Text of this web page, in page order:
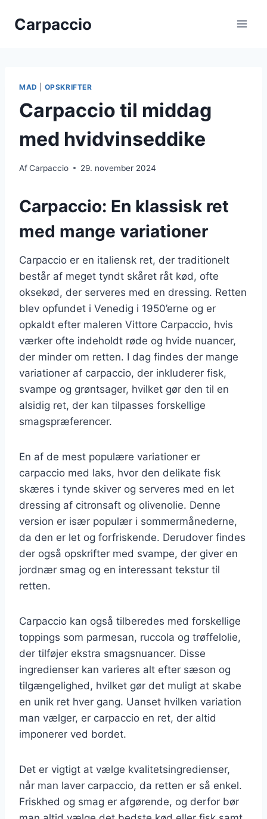
Carpaccio
MAD OPSKRIFTER
Carpaccio til middag
med hvidvinseddike
AfCarpaccio 29. november 2024
Carpaccio: En klassisk ret
med mange variationer
Carpaccio er en italiensk ret, der traditionelt
består af meget tyndt skåret råt kød, ofte
oksekød, der serveres med en dressing. Retten
blev opfundet i Venedig i 1950’erne og er
opkaldt efter maleren Vittore Carpaccio, hvis
værker ofte indeholdt røde og hvide nuancer,
der minder om retten. I dag findes der mange
variationer af carpaccio, der inkluderer fisk,
svampe og grøntsager, hvilket gør den til en
alsidig ret, der kan tilpasses forskellige
smagspræferencer.
En af de mest populære variationer er
carpaccio med laks, hvor den delikate fisk
skæres i tynde skiver og serveres med en let
dressing af citronsaft og olivenolie. Denne
version er især populær i sommermånederne,
da den er let og forfriskende. Derudover findes
der også opskrifter med svampe, der giver en
jordnær smag og en interessant tekstur til
retten.
Carpaccio kan også tilberedes med forskellige
toppings som parmesan, ruccola og trøffelolie,
der tilføjer ekstra smagsnuancer. Disse
ingredienser kan varieres alt efter sæson og
tilgængelighed, hvilket gør det muligt at skabe
en unik ret hver gang. Uanset hvilken variation
man vælger, er carpaccio en ret, der altid
imponerer ved bordet.
Det er vigtigt at vælge kvalitetsingredienser,
når man laver carpaccio, da retten er så enkel.
Friskhed og smag er afgørende, og derfor bør